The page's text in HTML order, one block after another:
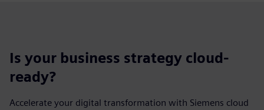
Is your business strategy cloud-
ready?
Accelerate your digital transformation with Siemens cloud